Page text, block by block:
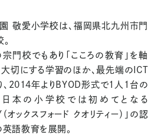
敬愛小学校は、福岡県北九州市門
門校でもあり「こころの教育」を軸
大切にする学習のほか、最先端のICT
、2014年よりBYOD形式で1人1台の
日本の小学校では初めてとなる
オックスフォード クオリティー）」の認
語教育を展開。